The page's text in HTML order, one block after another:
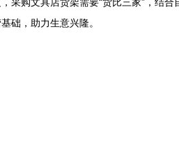
础，助力生意兴隆。